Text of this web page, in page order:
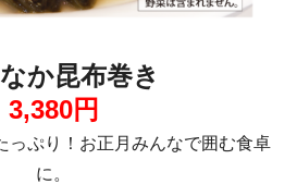
か昆布巻き
3,380円
っぷり！お正月みんなで囲む食卓
に。